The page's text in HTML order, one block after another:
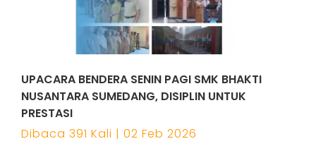
UPACARA BENDERA SENIN PAGI SMK BHAKTI
NUSANTARA SUMEDANG, DISIPLIN UNTUK
PRESTASI
Dibaca 391 Kali | 02 Feb 2026